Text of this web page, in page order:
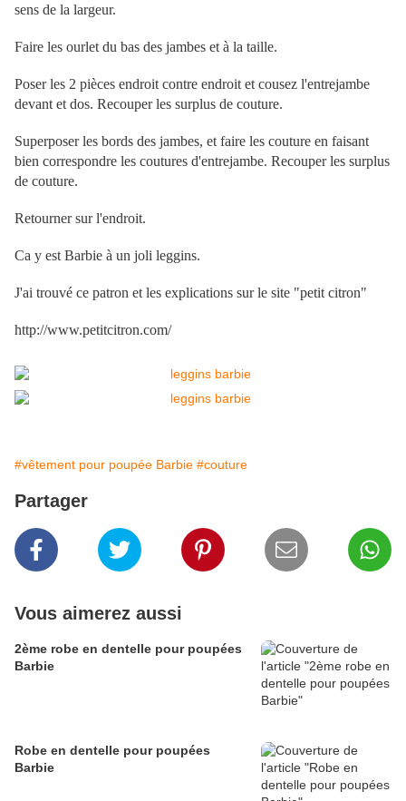
sens de la largeur.
Faire les ourlet du bas des jambes et à la taille.
Poser les 2 pièces endroit contre endroit et cousez l'entrejambe
devant et dos. Recouper les surplus de couture.
Superposer les bords des jambes, et faire les couture en faisant
bien correspondre les coutures d'entrejambe. Recouper les surplus
de couture.
Retourner sur l'endroit.
Ca y est Barbie à un joli leggins.
J'ai trouvé ce patron et les explications sur le site "petit citron"
http://www.petitcitron.com/
#vêtement pour poupée Barbie #couture
Partager
Vous aimerez aussi
2ème robe en dentelle pour poupées
Barbie
Robe en dentelle pour poupées
Barbie